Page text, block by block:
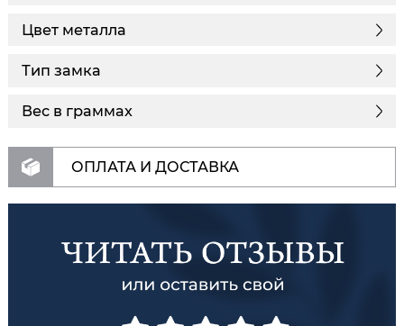
Цвет металла
Тип замка
Вес в граммах
ОПЛАТА И ДОСТАВКА